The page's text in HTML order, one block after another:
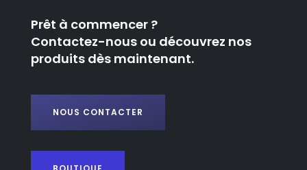
Prêt à commencer ?
Contactez-nous ou découvrez nos
produits dès maintenant.
NOUS CONTACTER